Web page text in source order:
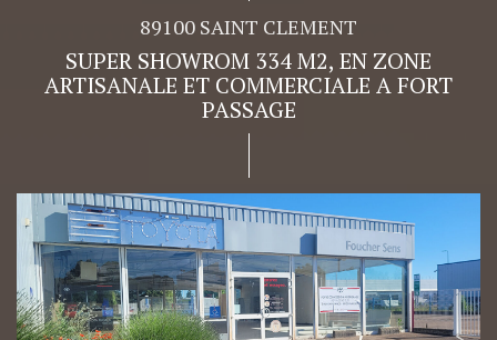
89100 SAINT CLEMENT
SUPER SHOWROM 334 M2, EN ZONE
ARTISANALE ET COMMERCIALE A FORT
PASSAGE